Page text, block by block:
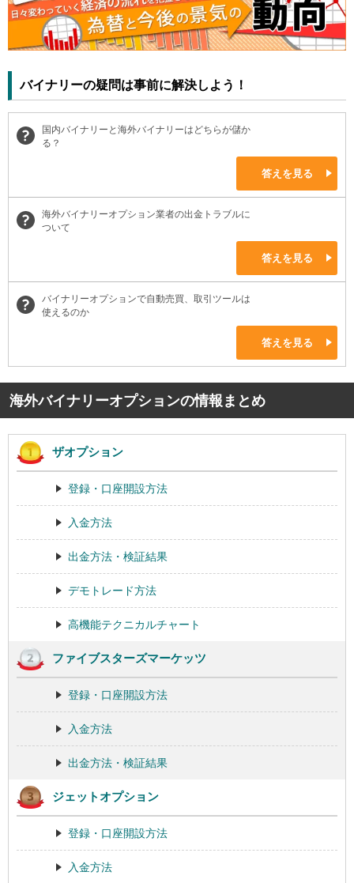
バイナリーの疑問は事前に解決しよう！
国内バイナリーと海外バイナリーはどちらが儲か
る？
答えを見る
海外バイナリーオプション業者の出金トラブルに
ついて
答えを見る
バイナリーオプションで自動売買、取引ツールは
使えるのか
答えを見る
海外バイナリーオプションの情報まとめ
ザオプション
登録・口座開設方法
入金方法
出金方法・検証結果
デモトレード方法
高機能テクニカルチャート
ファイブスターズマーケッツ
登録・口座開設方法
入金方法
出金方法・検証結果
ジェットオプション
登録・口座開設方法
入金方法